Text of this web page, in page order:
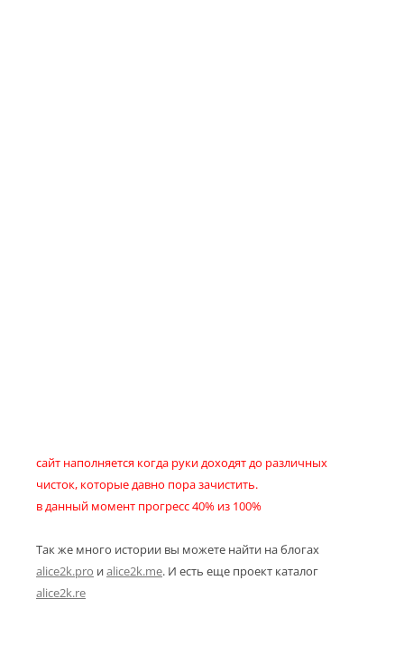
сайт наполняется когда руки доходят до различных
чисток, которые давно пора зачистить.
в данный момент прогресс 40% из 100%
Так же много истории вы можете найти на блогах
alice2k.pro иalice2k.me. И есть еще проект каталог
alice2k.re